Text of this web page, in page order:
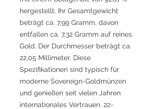
hergestellt. Ihr Gesamtgewicht
beträgt ca. 7,99 Gramm, davon
entfallen ca. 7,32 Gramm auf reines
Gold. Der Durchmesser beträgt ca.
22,05 Millimeter. Diese
Spezifikationen sind typisch für
moderne Sovereign-Goldmünzen
und genießen seit vielen Jahren
internationales Vertrauen. 22-